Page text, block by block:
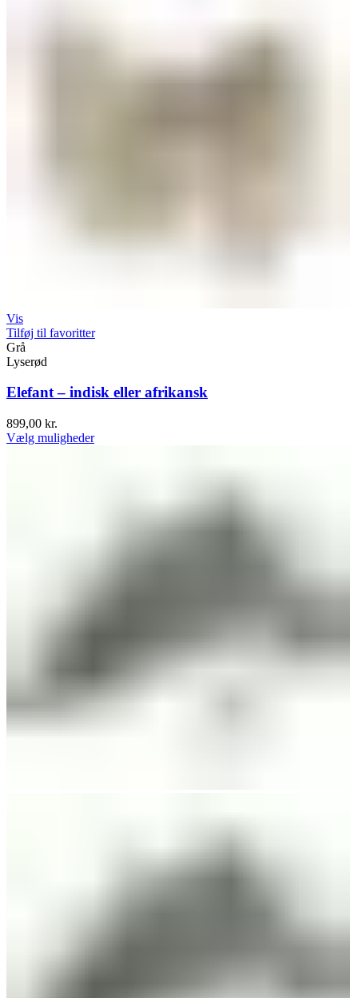
Vis
Tilføj til favoritter
Grå
Lyserød
Elefant – indisk eller afrikansk
899,00 kr.
Vælg muligheder